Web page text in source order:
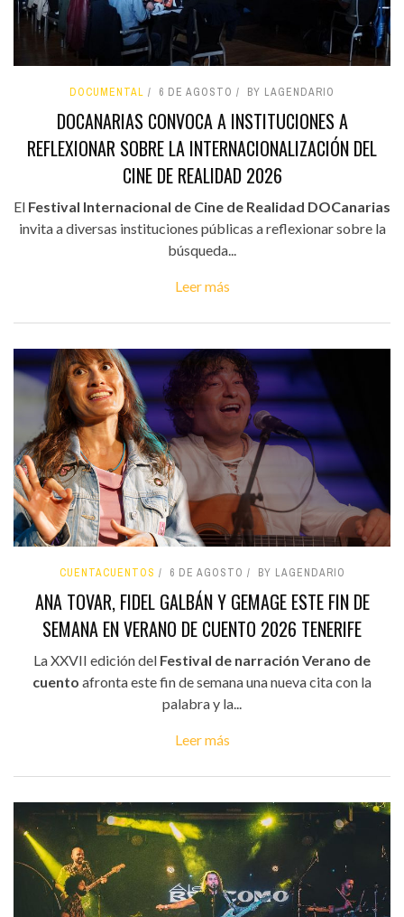
DOCUMENTAL 6 DE AGOSTO BY LAGENDARIO
DOCANARIAS CONVOCA A INSTITUCIONES A
REFLEXIONAR SOBRE LA INTERNACIONALIZACIÓN DEL
CINE DE REALIDAD 2026
El Festival Internacional de Cine de Realidad DOCanarias
invita a diversas instituciones públicas a reflexionar sobre la
búsqueda...
Leer más
CUENTACUENTOS 6 DE AGOSTO BY LAGENDARIO
ANA TOVAR, FIDEL GALBÁN Y GEMAGE ESTE FIN DE
SEMANA EN VERANO DE CUENTO 2026 TENERIFE
La XXVII edición del Festival de narración Verano de
cuento afronta este fin de semana una nueva cita con la
palabra y la...
Leer más